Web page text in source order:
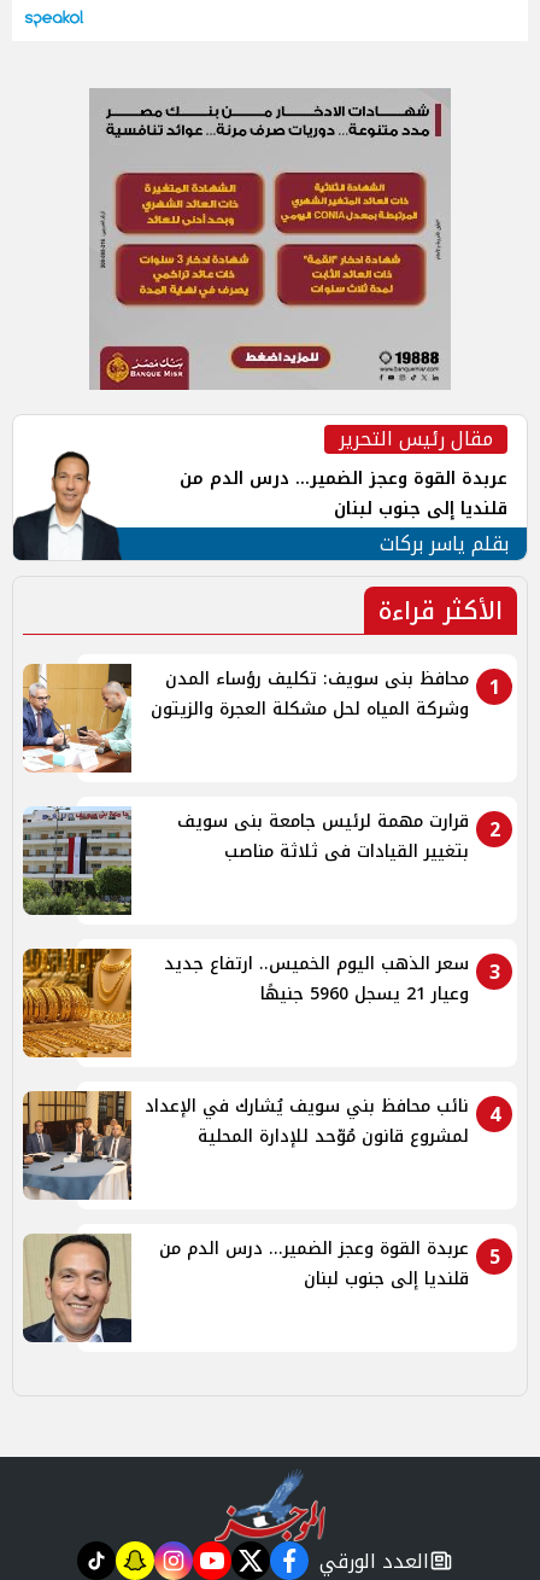
مقال رئيس التحرير
عربدة القوة وعجز الضمير... درس الدم من
قلنديا إلى جنوب لبنان
بقلم ياسر بركات
الأكثر قراءة
1
محافظ بنى سويف: تكليف رؤساء المدن
وشركة المياه لحل مشكلة العجرة والزيتون
2
قرارت مهمة لرئيس جامعة بنى سويف
بتغيير القيادات فى ثلاثة مناصب
3
سعر الذهب اليوم الخميس.. ارتفاع جديد
وعيار 21 يسجل 5960 جنيهًا
4
نائب محافظ بني سويف يُشارك في الإعداد
لمشروع قانون مُوّحد للإدارة المحلية
5
عربدة القوة وعجز الضمير... درس الدم من
قلنديا إلى جنوب لبنان
newspaper
العدد الورقي facebook
twitter
youtube
instagram
snapchat
tiktok